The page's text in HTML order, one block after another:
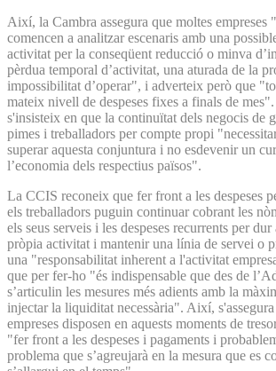
Així, la Cambra assegura que moltes empreses
comencen a analitzar escenaris amb una
activitat per la conseqüent reducció o minva
pèrdua temporal d’activitat, una aturada de la
impossibilitat d’operar", i adverteix però que
mateix nivell de despeses fixes a finals de
s'insisteix en que la continuïtat dels negocis de
pimes i treballadors per compte propi
superar aquesta conjuntura i no esdevenir un
l’economia dels respectius països".
La CCIS reconeix que fer front a les despeses
els treballadors puguin continuar cobrant les
els seus serveis i les despeses recurrents per dur
pròpia activitat i mantenir una línia de servei o
una "responsabilitat inherent a l'activitat
que per fer-ho "és indispensable que des de
s’articulin les mesures més adients amb la
injectar la liquiditat necessària". Així,
empreses disposen en aquests moments de
"fer front a les despeses i pagaments i
problema que s’agreujarà en la mesura que es